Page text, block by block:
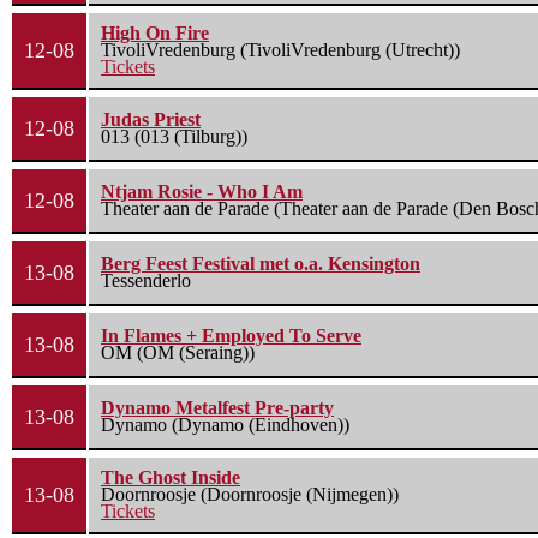
12-08
High On Fire
TivoliVredenburg (TivoliVredenburg (Utrecht))
Tickets
12-08
Judas Priest
013 (013 (Tilburg))
12-08
Ntjam Rosie - Who I Am
Theater aan de Parade (Theater aan de Parade (Den
13-08
Berg Feest Festival met o.a. Kensington
Tessenderlo
13-08
In Flames + Employed To Serve
OM (OM (Seraing))
13-08
Dynamo Metalfest Pre-party
Dynamo (Dynamo (Eindhoven))
13-08
The Ghost Inside
Doornroosje (Doornroosje (Nijmegen))
Tickets